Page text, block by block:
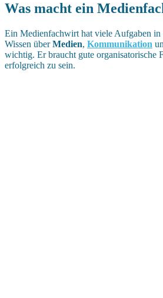
Was macht ein
Ein Medienfachwirt hat viele Aufgaben in
Wissen überMedien, Kommunikation
wichtig. Er braucht gute organisatorische
erfolgreich zu sein.